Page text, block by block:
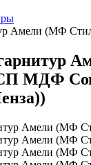
Амели (МФ
МДФ